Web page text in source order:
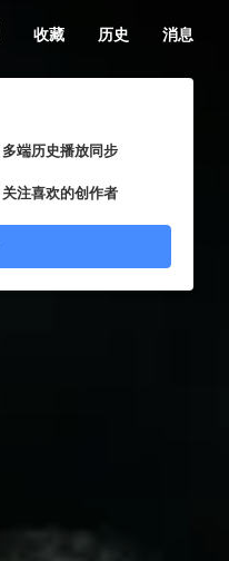
多端历史播放同步
关注喜欢的创作者
收藏 历史 消息